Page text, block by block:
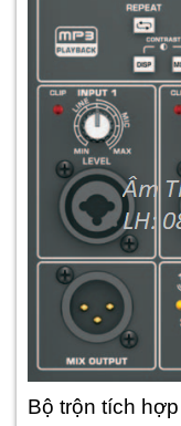
Bộ trộn tích